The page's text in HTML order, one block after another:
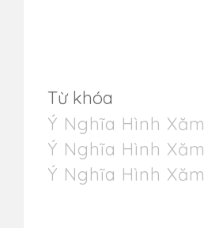
Từ khóa
Ý Nghĩa Hình Xăm
Ý Nghĩa Hình Xăm
Ý Nghĩa Hình Xăm